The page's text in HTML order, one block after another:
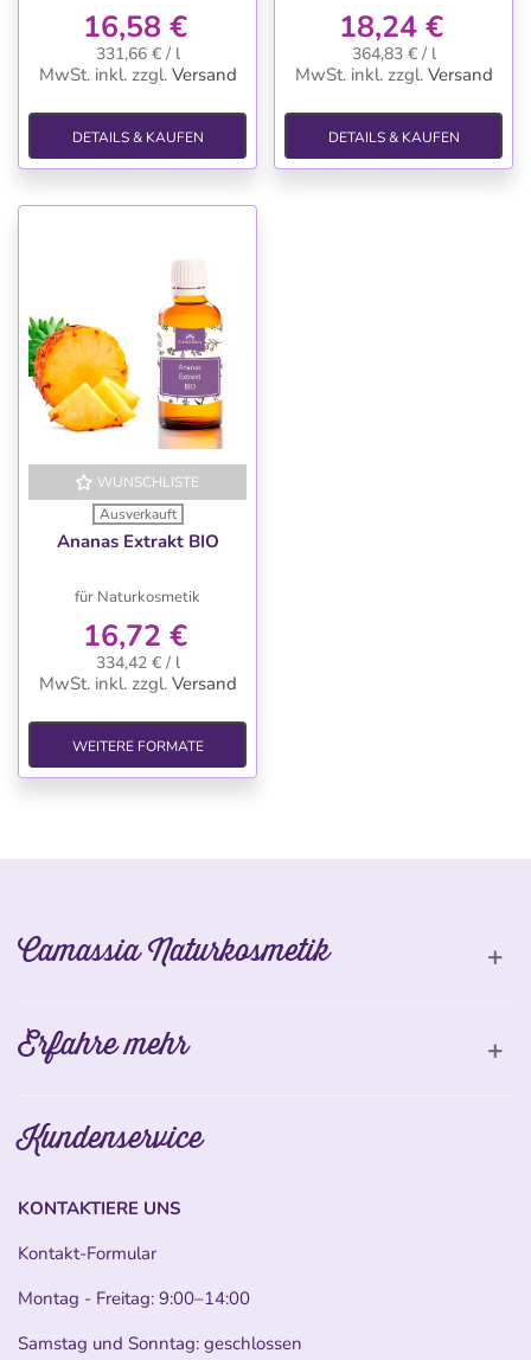
16,58 €
331,66 € / l
MwSt. inkl. zzgl. Versand
DETAILS & KAUFEN
18,24 €
364,83 € / l
MwSt. inkl. zzgl. Versand
DETAILS & KAUFEN
WUNSCHLISTE
Ausverkauft
Ananas Extrakt BIO
für Naturkosmetik
16,72 €
334,42 € / l
MwSt. inkl. zzgl. Versand
WEITERE FORMATE
Camassia Naturkosmetik
Erfahre mehr
Kundenservice
KONTAKTIERE UNS
Kontakt-Formular
Montag - Freitag: 9:00–14:00
Samstag und Sonntag: geschlossen